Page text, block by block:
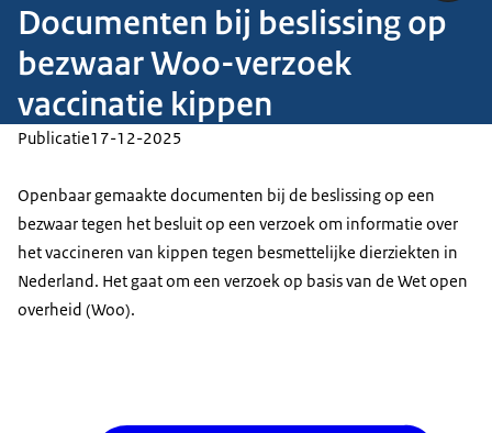
Documenten bij beslissing op
bezwaar Woo-verzoek
vaccinatie kippen
Publicatie17-12-2025
Openbaar gemaakte documenten bij de beslissing op een
bezwaar tegen het besluit op een verzoek om informatie over
het vaccineren van kippen tegen besmettelijke dierziekten in
Nederland. Het gaat om een verzoek op basis van de Wet open
overheid (Woo).